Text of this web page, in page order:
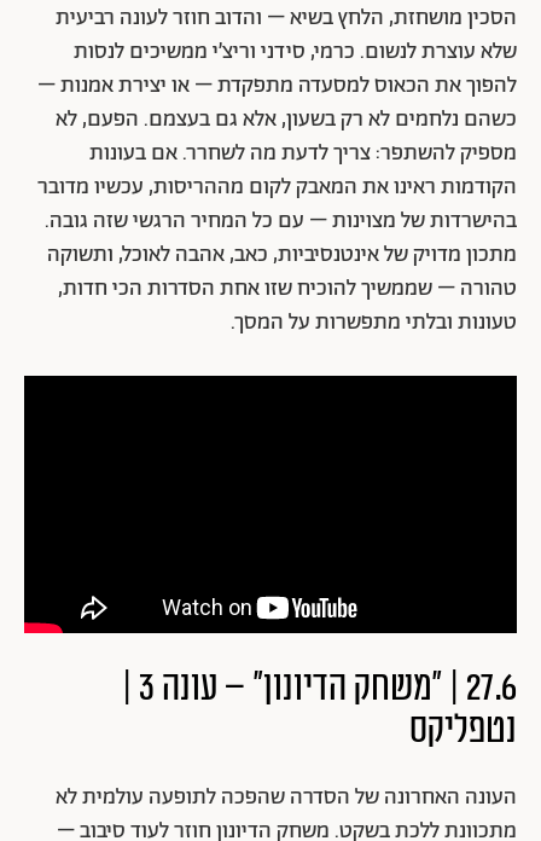
הסכין מושחזת, הלחץ בשיא – והדוב חוזר לעונה רביעית
שלא עוצרת לנשום. כרמי, סידני וריצ’י ממשיכים לנסות
להפוך את הכאוס למסעדה מתפקדת – או יצירת אמנות –
כשהם נלחמים לא רק בשעון, אלא גם בעצמם. הפעם, לא
מספיק להשתפר: צריך לדעת מה לשחרר. אם בעונות
הקודמות ראינו את המאבק לקום מההריסות, עכשיו מדובר
בהישרדות של מצוינות – עם כל המחיר הרגשי שזה גובה.
מתכון מדויק של אינטנסיביות, כאב, אהבה לאוכל, ותשוקה
טהורה – שממשיך להוכיח שזו אחת הסדרות הכי חדות,
טעונות ובלתי מתפשרות על המסך.
נטפליקס
העונה האחרונה של הסדרה שהפכה לתופעה עולמית לא
מתכוונת ללכת בשקט. משחק הדיונון חוזר לעוד סיבוב –